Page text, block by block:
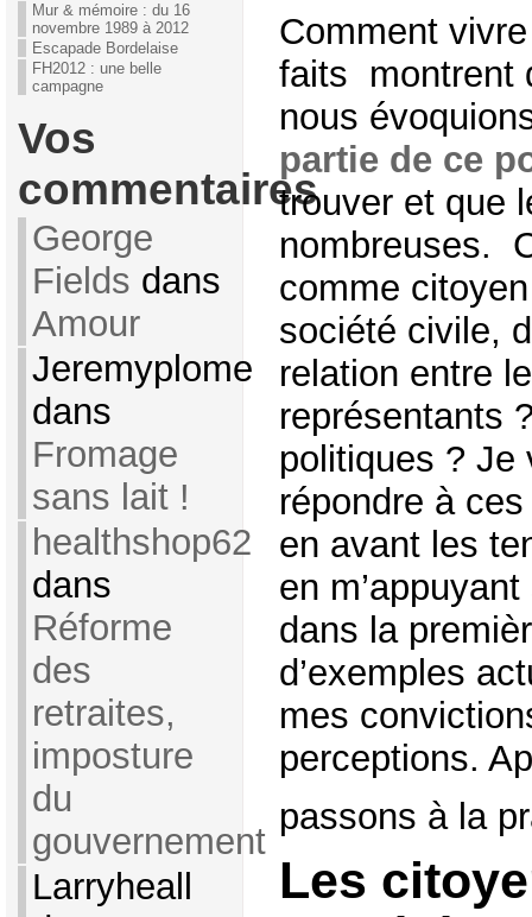
Mur & mémoire : du 16
novembre 1989 à 2012
Escapade Bordelaise
FH2012 : une belle
campagne
Vos
commentaires
George
Fields dans
Amour
Jeremyplome
dans
Fromage
sans lait !
healthshop62
dans
Réforme
des
retraites,
imposture
du
gouvernement
Larryheall
Comment
faits montrent
nous
partie de ce
trouver et que
nombreuses.
comme
société civile,
relation entre
représentants
politiques ? Je
répondre à
en avant les
en
dans la
d’exemples
mes
perceptions.
passons à la
Les